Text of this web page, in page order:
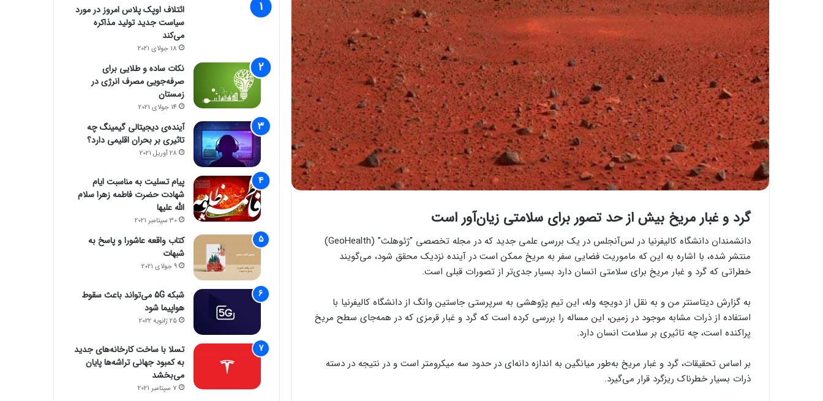
گرد و غبار مریخ بیش از حد تصور برای سلامتی زیان‌آور است
دانشمندان دانشگاه کالیفرنیا در لس‌آنجلس در یک بررسی علمی جدید که در مجله تخصصی ‌”ژئوهلث” (GeoHealth)
منتشر شده، با اشاره به این که ماموریت فضایی سفر به مریخ ممکن است در آینده نزدیک محقق شود، می‌گویند
خطراتی که گرد و غبار مریخ برای سلامتی انسان دارد بسیار جدی‌تر از تصورات قبلی است.
به گزارش دیتاسنتر من و به نقل از دویچه وله، این تیم پژوهشی به سرپرستی جاستین وانگ از دانشگاه کالیفرنیا با
استفاده از ذرات مشابه موجود در زمین، این مساله را بررسی کرده است که گرد و غبار قرمزی که در همه‌جای سطح مریخ
پراکنده است، چه تاثیری بر سلامت انسان دارد.
بر اساس تحقیقات، گرد و غبار مریخ به‌طور میانگین به اندازه دانه‌ای در حدود سه میکرومتر است و در نتیجه در دسته
ذرات بسیار خطرناک ریزگرد قرار می‌گیرد.
ائتلاف اوپک پلاس امروز در مورد
سیاست جدید تولید مذاکره
می‌کند
18 جولای 2021
نکات ساده و طلایی برای
صرفه‌جویی مصرف انرژی در
زمستان
14 جولای 2021
آینده‌ی دیجیتالی گیمینگ چه
تاثیری بر بحران اقلیمی دارد؟
28 آوریل 2021
پیام تسلیت به مناسبت ایام
شهادت حضرت فاطمه زهرا سلام
الله علیها
30 سپتامبر 2021
کتاب واقعه عاشورا و پاسخ به
شبهات
9 جولای 2021
شبکه 5G می‌تواند باعث سقوط
هواپیما شود
25 ژانویه 2022
تسلا با ساخت کارخانه‌های جدید
به کمبود جهانی تراشه‌ها پایان
می‌بخشد
7 سپتامبر 2021